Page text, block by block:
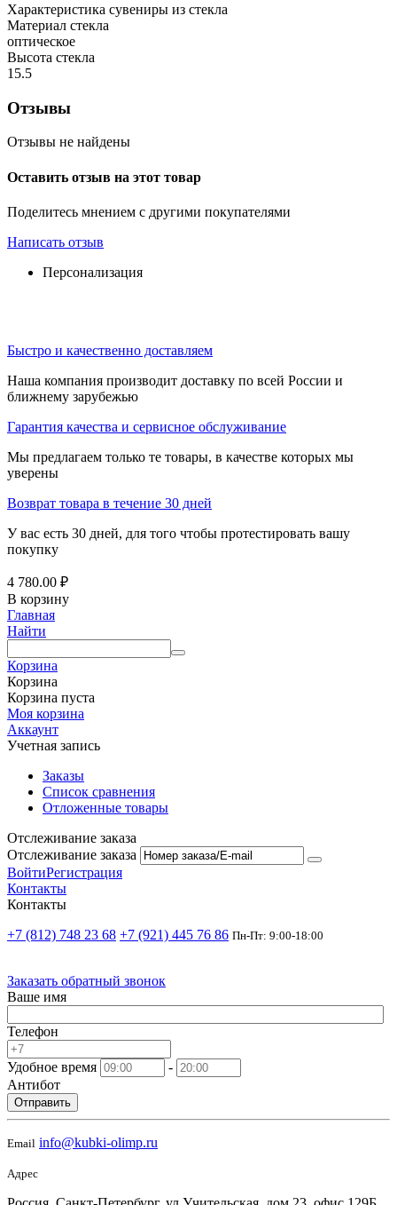
Характеристика сувениры из стекла
Материал стекла
оптическое
Высота стекла
15.5
Отзывы
Отзывы не найдены
Оставить отзыв на этот товар
Поделитесь мнением с другими покупателями
Написать отзыв
Персонализация
Быстро и качественно доставляем
Наша компания производит доставку по всей России и
ближнему зарубежью
Гарантия качества и сервисное обслуживание
Мы предлагаем только те товары, в качестве которых мы
уверены
Возврат товара в течение 30 дней
У вас есть 30 дней, для того чтобы протестировать вашу
покупку
4 780.00 ₽
В корзину
Главная
Найти
Корзина
Корзина
Корзина пуста
Моя корзина
Аккаунт
Учетная запись
Заказы
Список сравнения
Отложенные товары
Отслеживание заказа
Отслеживание заказа
ВойтиРегистрация
Контакты
Контакты
+7 (812) 748 23 68 +7 (921) 445 76 86 Пн-Пт: 9:00-18:00
Заказать обратный звонок
Ваше имя
Телефон
Удобное время
-
Антибот
Отправить
Email info@kubki-olimp.ru
Адрес